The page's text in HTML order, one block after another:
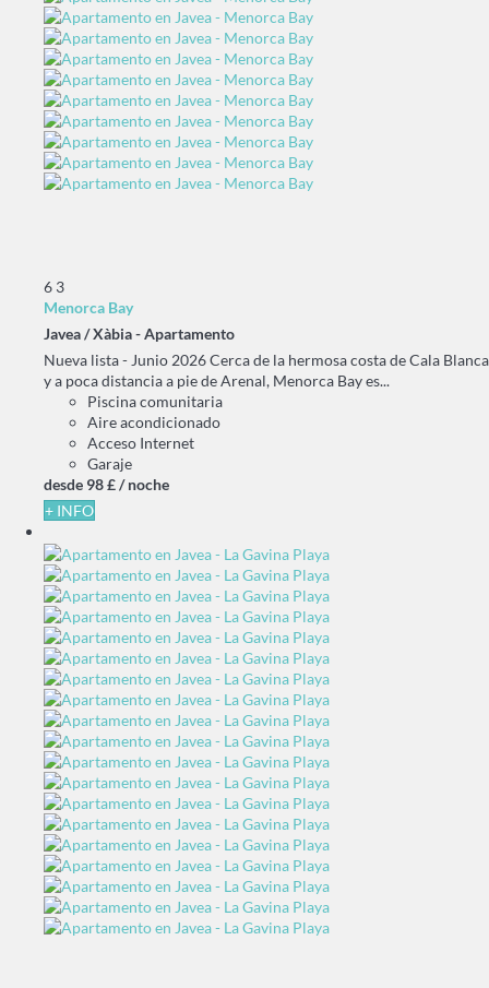
6 3
Menorca Bay
Javea / Xàbia -Apartamento
Nueva lista - Junio 2026 Cerca de la hermosa costa de Cala Blanca
y a poca distancia a pie de Arenal, Menorca Bay es...
Piscina comunitaria
Aire acondicionado
Acceso Internet
Garaje
desde 98 £/ noche
+ INFO